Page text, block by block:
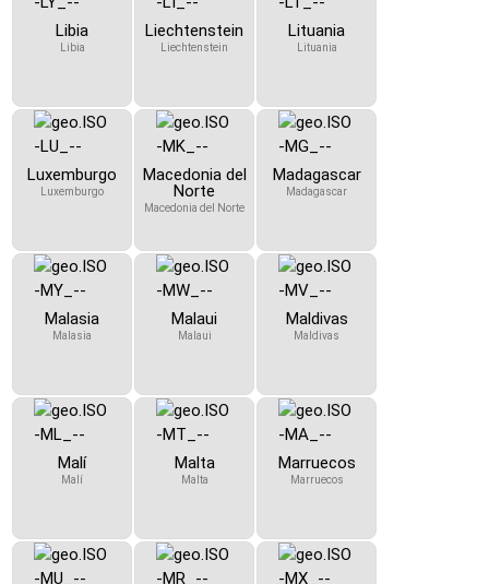
Libia
Libia
Liechtenstein
Liechtenstein
Lituania
Lituania
Luxemburgo
Luxemburgo
Macedonia del
Norte
Macedonia del Norte
Madagascar
Madagascar
Malasia
Malasia
Malaui
Malaui
Maldivas
Maldivas
Malí
Malí
Malta
Malta
Marruecos
Marruecos